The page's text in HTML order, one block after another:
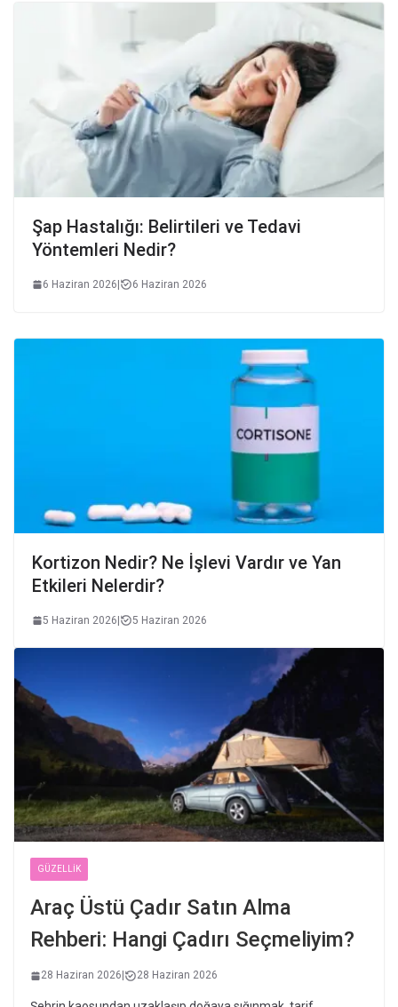
Şap Hastalığı: Belirtileri ve Tedavi
Yöntemleri Nedir?
6 Haziran 2026 6 Haziran 2026
Kortizon Nedir? Ne İşlevi Vardır ve Yan
Etkileri Nelerdir?
5 Haziran 2026| 5 Haziran 2026
GÜZELLIK
Araç Üstü Çadır Satın Alma
Rehberi: Hangi Çadırı Seçmeliyim?
28 Haziran 2026 28 Haziran 2026